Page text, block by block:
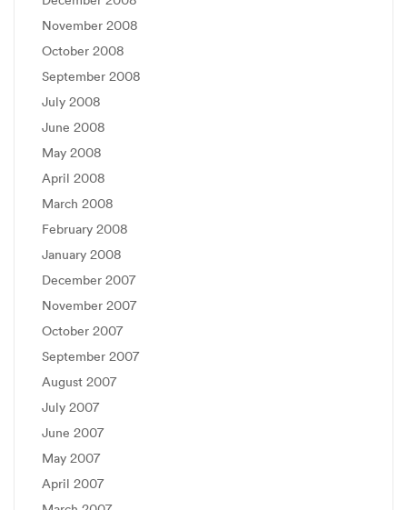
November 2008
October 2008
September 2008
July 2008
June 2008
May 2008
April 2008
March 2008
February 2008
January 2008
December 2007
November 2007
October 2007
September 2007
August 2007
July 2007
June 2007
May 2007
April 2007